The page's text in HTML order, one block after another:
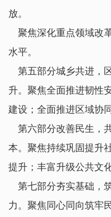
放。
聚焦深化重点领域改
水平。
第五部分城乡共进，
升。聚焦全面推进韧性
建设；全面推进区域协
第六部分改善民生，
本。聚焦持续巩固提升
提升；丰富升级公共文
第七部分夯实基础，
力。聚焦同心同向筑牢